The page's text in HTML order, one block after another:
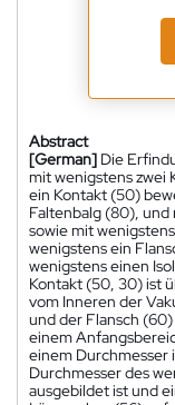
Abstract
[German] Die
mit wenigstens zwei
ein Kontakt (50)
Faltenbalg (80),
sowie mit
wenigstens ein
wenigstens einen
Kontakt (50, 30) ist
vom Inneren der
und der Flansch
einem
einem Durchmesser
Durchmesser des
ausgebildet ist und